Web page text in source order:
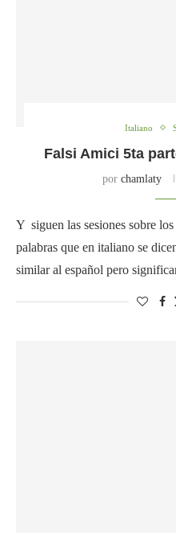
Italiano
Falsi Amici 5ta
por chamlaty
Y siguen las sesiones sobre
palabras que en italiano se
similar al español pero